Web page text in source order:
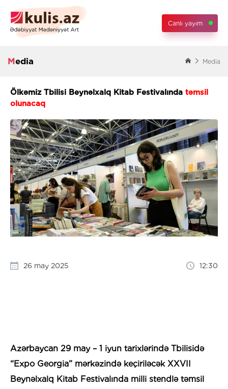
Canlı yayım
Media Media
Ölkəmiz Tbilisi Beynəlxalq Kitab Festivalında təmsil
olunacaq
26 may 2025 12:30
Azərbaycan 29 may – 1 iyun tarixlərində Tbilisidə
“Expo Georgia” mərkəzində keçiriləcək XXVII
Beynəlxalq Kitab Festivalında milli stendlə təmsil